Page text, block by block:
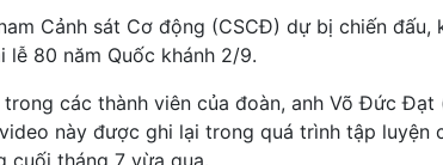
Cảnh sát Cơ động (CSCĐ) dự bị chiến đấu,
lễ 80 năm Quốc khánh 2/9.
các thành viên của đoàn, anh Võ Đức Đạt
này được ghi lại trong quá trình tập luyện